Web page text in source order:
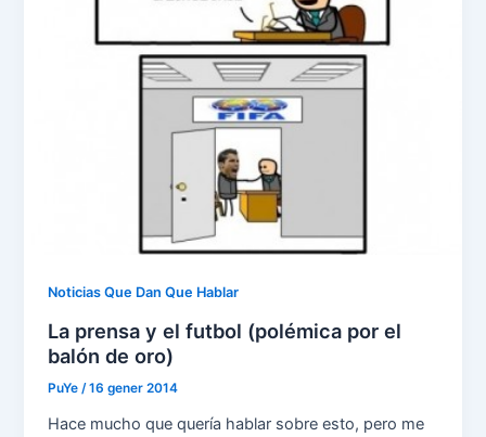
Noticias Que Dan Que Hablar
La prensa y el futbol (polémica por el
balón de oro)
PuYe/16 gener 2014
Hace mucho que quería hablar sobre esto, pero me